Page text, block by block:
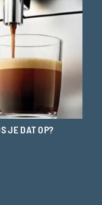
JE DAT OP?